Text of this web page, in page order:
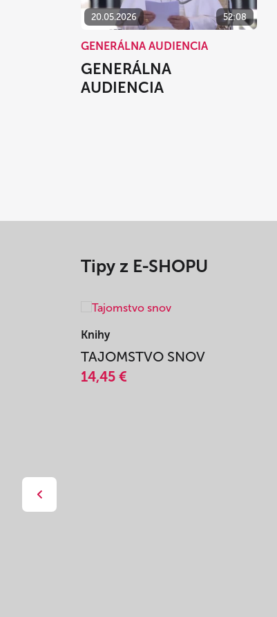
20.05.2026 52:08
GENERÁLNA AUDIENCIA
GENERÁLNA
AUDIENCIA
Tipy z E-SHOPU
Knihy
TAJOMSTVO SNOV
14,45 €